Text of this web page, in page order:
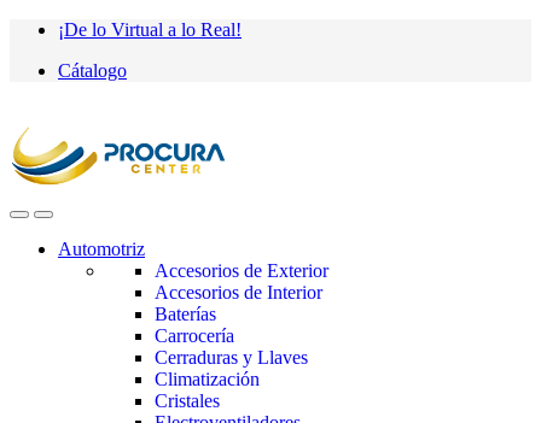
Saltar
navegación
saltar
contenido
¡De lo Virtual a lo Real!
Cátalogo
Automotriz
Accesorios de Exterior
Accesorios de Interior
Baterías
Carrocería
Cerraduras y Llaves
Climatización
Cristales